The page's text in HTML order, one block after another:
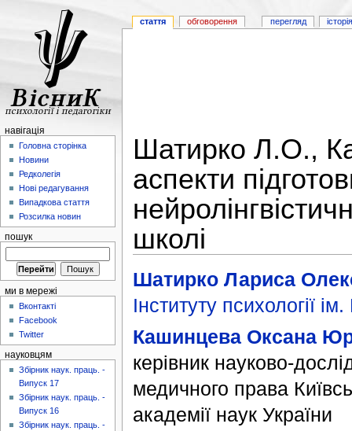
Шатирко Л.О.,
аспекти
школі
Шатирко Лариса
Інституту психології
Кашинцева Оксана
керівник науково-
медичного права
академії наук України
стаття обговорення перегляд
навігація
Головна сторінка
Новини
Редколегія
Нові редагування
Випадкова стаття
Розсилка новин
пошук
ми в мережі
Вконтакті
Facebook
Twitter
науковцям
Збірник наук. праць. -
Випуск 17
Збірник наук. праць. -
Випуск 16
Збірник наук. праць. -